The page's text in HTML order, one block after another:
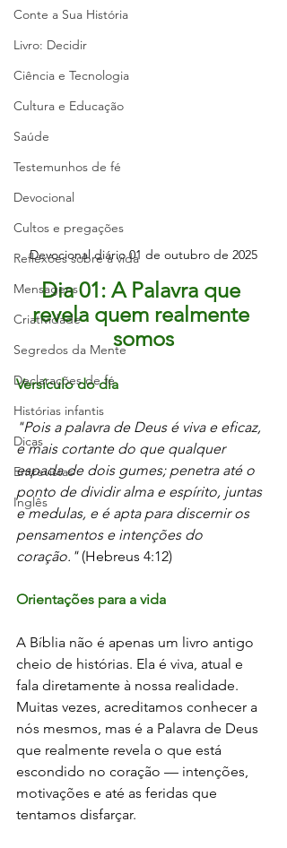
Conte a Sua História
Livro: Decidir
Ciência e Tecnologia
Cultura e Educação
Saúde
Testemunhos de fé
Devocional
Cultos e pregações
Reflexões sobre a vida
Mensagens
Criatividade
Segredos da Mente
Declarações de fé
Histórias infantis
Dicas
Entrevistas
Inglês
Devocional diário 01 de outubro de 2025
Dia 01: A Palavra que
revela quem realmente
somos
Versículo do dia
"Pois a palavra de Deus é viva e eficaz,
e mais cortante do que qualquer
espada de dois gumes; penetra até o
ponto de dividir alma e espírito, juntas
e medulas, e é apta para discernir os
pensamentos e intenções do
coração." (Hebreus 4:12)
Orientações para a vida
A Bíblia não é apenas um livro antigo
cheio de histórias. Ela é viva, atual e
fala diretamente à nossa realidade.
Muitas vezes, acreditamos conhecer a
nós mesmos, mas é a Palavra de Deus
que realmente revela o que está
escondido no coração — intenções,
motivações e até as feridas que
tentamos disfarçar.